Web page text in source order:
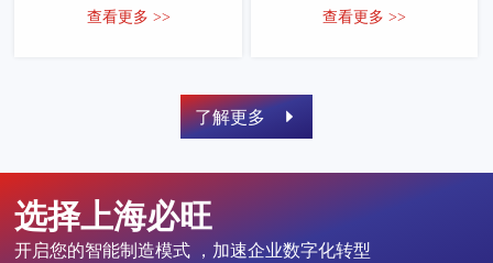
查看更多 >> 查看更多 >>
了解更多
选择上海必旺
开启您的智能制造模式 ，加速企业数字化转型